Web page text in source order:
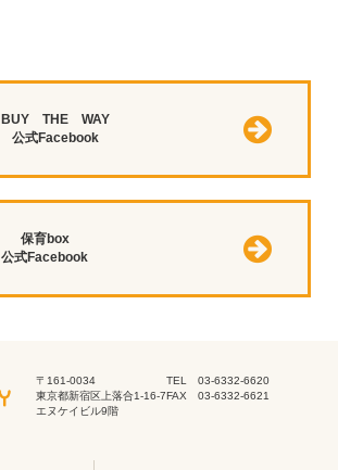
BUY THE WAY
公式Facebook
保育box
公式Facebook
〒161-0034
東京都新宿区上落合1-16-7
エヌケイビル9階
TEL 03-6332-6620
FAX 03-6332-6621